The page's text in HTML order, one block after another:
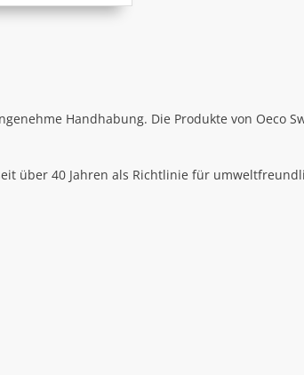
Handhabung. Die Produkte von Oeco
über 40 Jahren als Richtlinie für